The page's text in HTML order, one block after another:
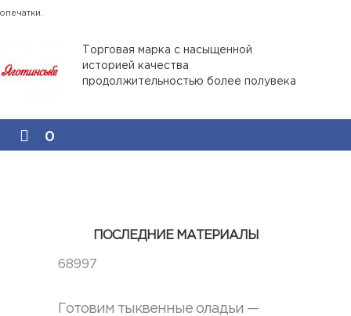
опечатки.
Торговая марка с насыщенной
историей качества
продолжительностью более полувека
0
ПОСЛЕДНИЕ МАТЕРИАЛЫ
68997
Готовим тыквенные оладьи —